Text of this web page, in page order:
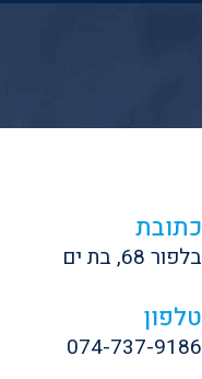
כתובת
בלפור 68, בת ים
טלפון
074-737-9186